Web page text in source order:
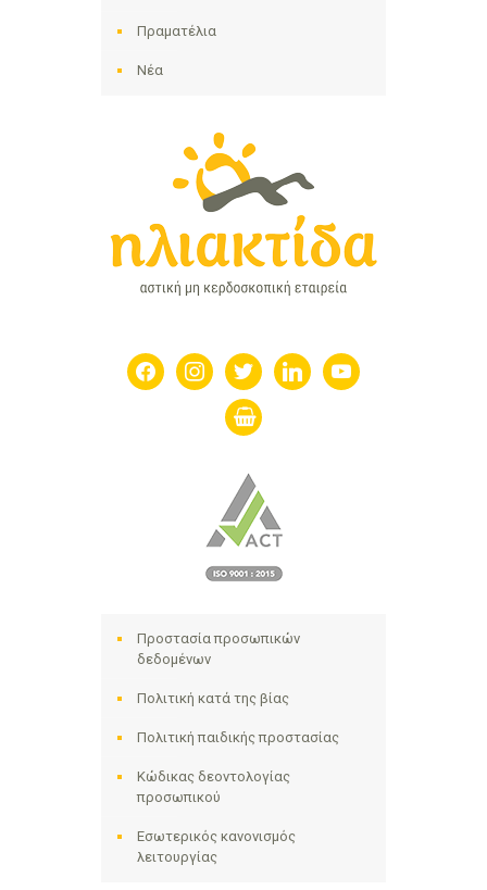
Πραματέλια
Νέα
facebookinstagramtwitter linkedin youtube
shopping-
basket
Προστασία προσωπικών
δεδομένων
Πολιτική κατά της βίας
Πολιτική παιδικής προστασίας
Κώδικας δεοντολογίας
προσωπικού
Εσωτερικός κανονισμός
λειτουργίας